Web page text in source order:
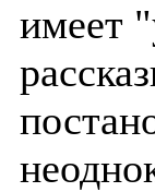
имеет